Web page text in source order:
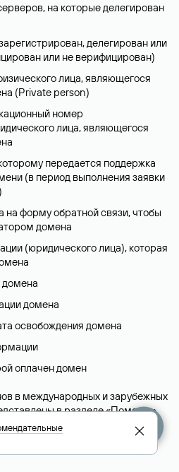
на которые делегирован
делегирован или
или не верифицирован)
лица, являющегося
(Privatе person)
номер
лица, являющегося
передается поддержка
(в период выполнения заявки
форму обратной связи, чтобы
домена
(юридического лица), которая
домена
домена
освобождения домена
оплачен домен
в международных и зарубежных
в разделе «Помощь».
сервиса